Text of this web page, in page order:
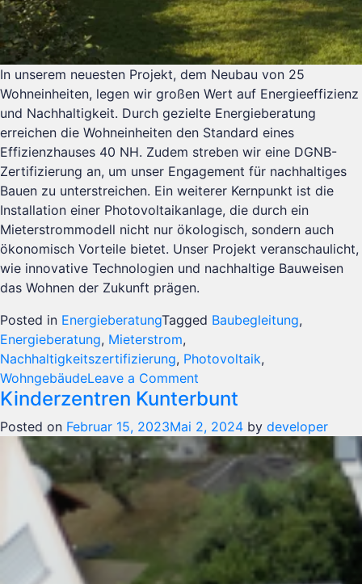
In unserem neuesten Projekt, dem Neubau von 25
Wohneinheiten, legen wir großen Wert auf Energieeffizienz
und Nachhaltigkeit. Durch gezielte Energieberatung
erreichen die Wohneinheiten den Standard eines
Effizienzhauses 40 NH. Zudem streben wir eine DGNB-
Zertifizierung an, um unser Engagement für nachhaltiges
Bauen zu unterstreichen. Ein weiterer Kernpunkt ist die
Installation einer Photovoltaikanlage, die durch ein
Mieterstrommodell nicht nur ökologisch, sondern auch
ökonomisch Vorteile bietet. Unser Projekt veranschaulicht,
wie innovative Technologien und nachhaltige Bauweisen
das Wohnen der Zukunft prägen.
Posted in EnergieberatungTagged Baubegleitung,
Energieberatung, Mieterstrom,
Nachhaltigkeitszertifizierung, Photovoltaik,
WohngebäudeLeave a Comment
Neubau
Wohneinheiten
Kinderzentren Kunterbunt
Posted on Februar 15, 2023Mai 2, 2024 by developer